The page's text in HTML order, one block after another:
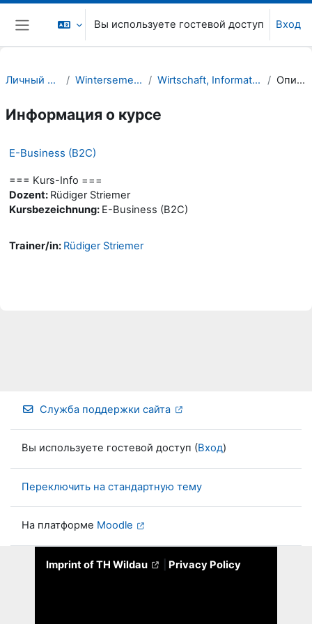
Перейти к основному содержанию
Боковая панель
Вы используете гостевой доступ Вход
Личный кабинет Wintersemester 22/23 Wirtschaft, Informatik, Recht (WIR) Описание
Информация о курсе
E-Business (B2C)
=== Kurs-Info ===
Dozent: Rüdiger Striemer
Kursbezeichnung: E-Business (B2C)
Trainer/in: Rüdiger Striemer
Служба поддержки сайта
Вы используете гостевой доступ (Вход)
Переключить на стандартную тему
На платформе Moodle
Imprint of TH Wildau Privacy Policy